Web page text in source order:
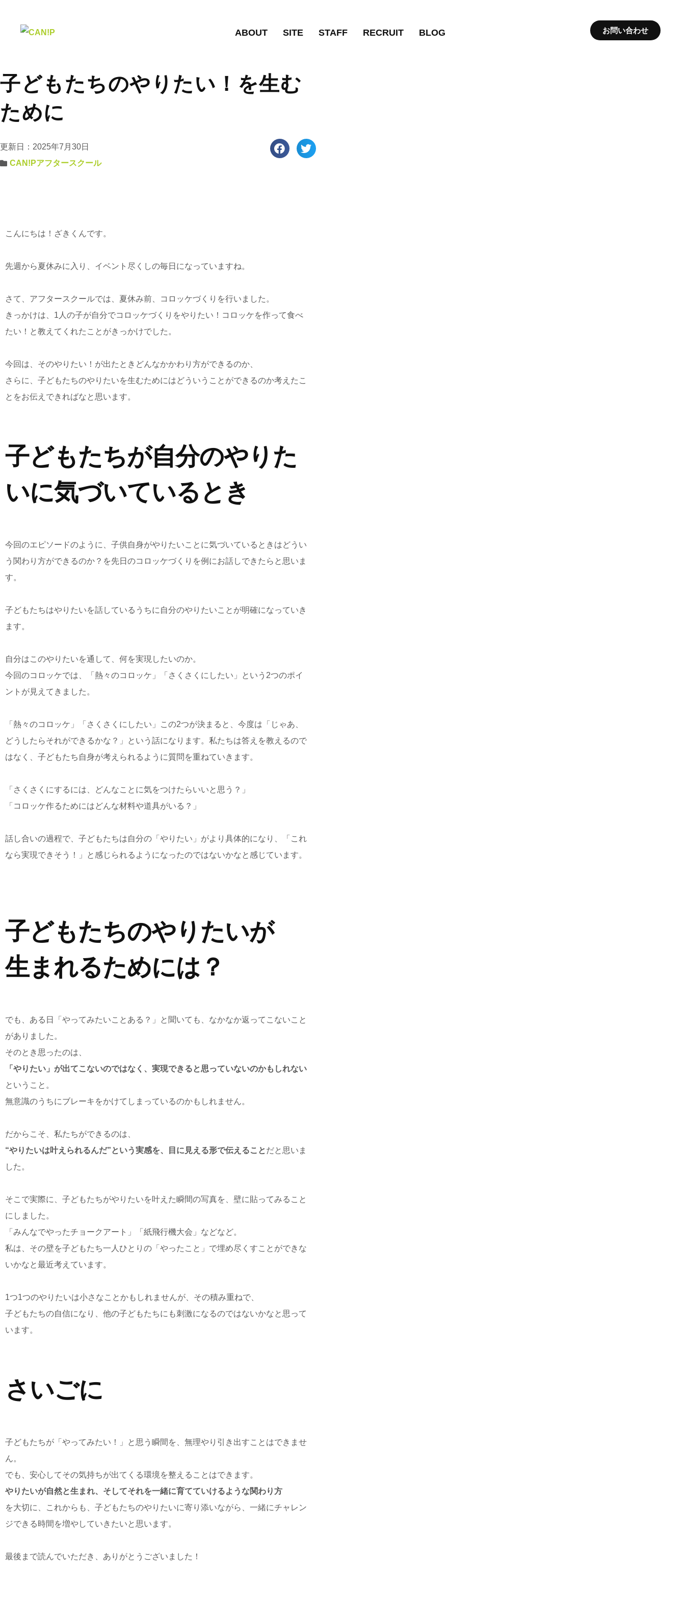
ABOUT SITE STAFF RECRUIT BLOG お問い合わせ
子どもたちのやりたい！を生む
ために
更新日：2025年7月30日
CAN!Pアフタースクール
こんにちは！ざきくんです。
先週から夏休みに入り、イベント尽くしの毎日になっていますね。
さて、アフタースクールでは、夏休み前、コロッケづくりを行いました。
きっかけは、1人の子が自分でコロッケづくりをやりたい！コロッケを作って食べ
たい！と教えてくれたことがきっかけでした。
今回は、そのやりたい！が出たときどんなかかわり方ができるのか、
さらに、子どもたちのやりたいを生むためにはどういうことができるのか考えたこ
とをお伝えできればなと思います。
子どもたちが自分のやりた
いに気づいているとき
今回のエピソードのように、子供自身がやりたいことに気づいているときはどうい
う関わり方ができるのか？を先日のコロッケづくりを例にお話しできたらと思いま
す。
子どもたちはやりたいを話しているうちに自分のやりたいことが明確になっていき
ます。
自分はこのやりたいを通して、何を実現したいのか。
今回のコロッケでは、「熱々のコロッケ」「さくさくにしたい」という2つのポイ
ントが見えてきました。
「熱々のコロッケ」「さくさくにしたい」この2つが決まると、今度は「じゃあ、
どうしたらそれができるかな？」という話になります。私たちは答えを教えるので
はなく、子どもたち自身が考えられるように質問を重ねていきます。
「さくさくにするには、どんなことに気をつけたらいいと思う？」
「コロッケ作るためにはどんな材料や道具がいる？」
話し合いの過程で、子どもたちは自分の「やりたい」がより具体的になり、「これ
なら実現できそう！」と感じられるようになったのではないかなと感じています。
子どもたちのやりたいが
生まれるためには？
でも、ある日「やってみたいことある？」と聞いても、なかなか返ってこないこと
がありました。
そのとき思ったのは、
「やりたい」が出てこないのではなく、実現できると思っていないのかもしれない
ということ。
無意識のうちにブレーキをかけてしまっているのかもしれません。
だからこそ、私たちができるのは、
“やりたいは叶えられるんだ”という実感を、目に見える形で伝えることだと思いま
した。
そこで実際に、子どもたちがやりたいを叶えた瞬間の写真を、壁に貼ってみること
にしました。
「みんなでやったチョークアート」「紙飛行機大会」などなど。
私は、その壁を子どもたち一人ひとりの「やったこと」で埋め尽くすことができな
いかなと最近考えています。
1つ1つのやりたいは小さなことかもしれませんが、その積み重ねで、
子どもたちの自信になり、他の子どもたちにも刺激になるのではないかなと思って
います。
さいごに
子どもたちが「やってみたい！」と思う瞬間を、無理やり引き出すことはできませ
ん。
でも、安心してその気持ちが出てくる環境を整えることはできます。
やりたいが自然と生まれ、そしてそれを一緒に育てていけるような関わり方
を大切に、これからも、子どもたちのやりたいに寄り添いながら、一緒にチャレン
ジできる時間を増やしていきたいと思います。
最後まで読んでいただき、ありがとうございました！